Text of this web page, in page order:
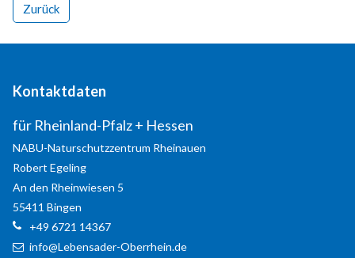
Zurück
Kontaktdaten
für Rheinland-Pfalz + Hessen
NABU-Naturschutzzentrum Rheinauen
Robert Egeling
An den Rheinwiesen 5
55411 Bingen
+49 6721 14367
info@Lebensader-Oberrhein.de
Lorem ipsum dolor sit amet, consectetuer adipiscing
MEHR INFOS